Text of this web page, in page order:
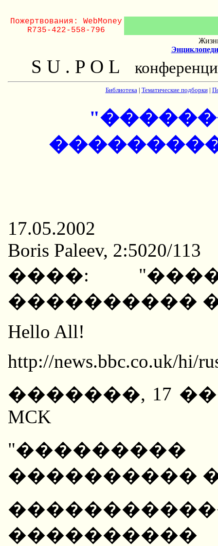
Пожертвования: WebMoney
R735-422-558-796
S U . P O L
Библиотека| Тематические подборки|
17.05.2002
Boris Paleev, 2:5020/113
����:
����������
Hello All!
http://news.bbc.co.uk/hi/
�������, 17 ���
MCK
����������